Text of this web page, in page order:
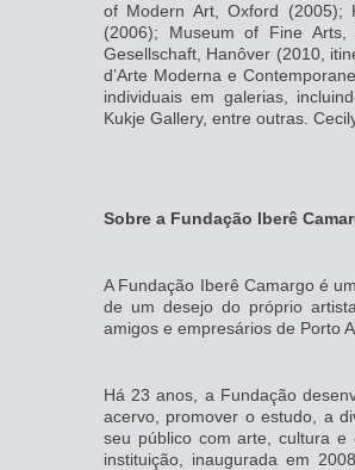
of Modern Art, Oxford (2005);
(2006); Museum of Fine Arts,
Gesellschaft, Hanôver (2010,
d’Arte Moderna e
individuais em galerias,
Kukje Gallery, entre outras.
Sobre a Fundação Iberê
A Fundação Iberê Camargo é
de um desejo do próprio
amigos e empresários de Porto
Há 23 anos, a Fundação
acervo, promover o estudo, a
seu público com arte, cultura e
instituição, inaugurada em